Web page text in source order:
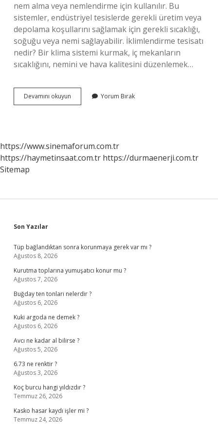
nem alma veya nemlendirme için kullanılır. Bu
sistemler, endüstriyel tesislerde gerekli üretim veya
depolama koşullarını sağlamak için gerekli sıcaklığı,
soğuğu veya nemi sağlayabilir. İklimlendirme tesisatı
nedir? Bir klima sistemi kurmak, iç mekanların
sıcaklığını, nemini ve hava kalitesini düzenlemek…
Devamını okuyun İKlimlendirme
Sistemleri
Yorum Bırak
https://www.sinemaforum.com.tr
https://haymetinsaat.com.tr https://durmaenerji.com.tr
Sitemap
Sidebar
Son Yazılar
Tüp bağlandıktan sonra korunmaya gerek var mı ?
Ağustos 8, 2026
Kurutma toplarına yumuşatıcı konur mu ?
Ağustos 7, 2026
Buğday ten tonları nelerdir ?
Ağustos 6, 2026
Kuki argoda ne demek ?
Ağustos 6, 2026
Avcı ne kadar al bilirse ?
Ağustos 5, 2026
6.73 ne renktir ?
Ağustos 3, 2026
Koç burcu hangi yıldızdır ?
Temmuz 26, 2026
Kasko hasar kaydı işler mi ?
Temmuz 24, 2026